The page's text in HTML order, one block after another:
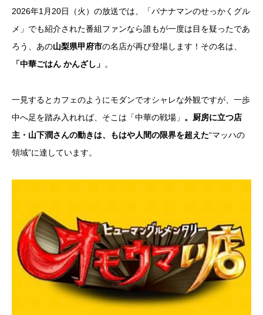
2026年1月20日（火）の放送では、「バナナマンのせっかくグル
メ」でも紹介された番組ファンなら誰もが一度は目を疑ったであ
ろう、あの山梨県甲府市の名店が再び登場します！その名は、
「中華ごはん かんざし」 。
一見するとカフェのようにモダンでオシャレな外観ですが、一歩
中へ足を踏み入れれば、そこは「中華の戦場」 。厨房に立つ店
主・山下潤さんの動きは、もはや人間の限界を超えた“マッハの
領域”に達しています。